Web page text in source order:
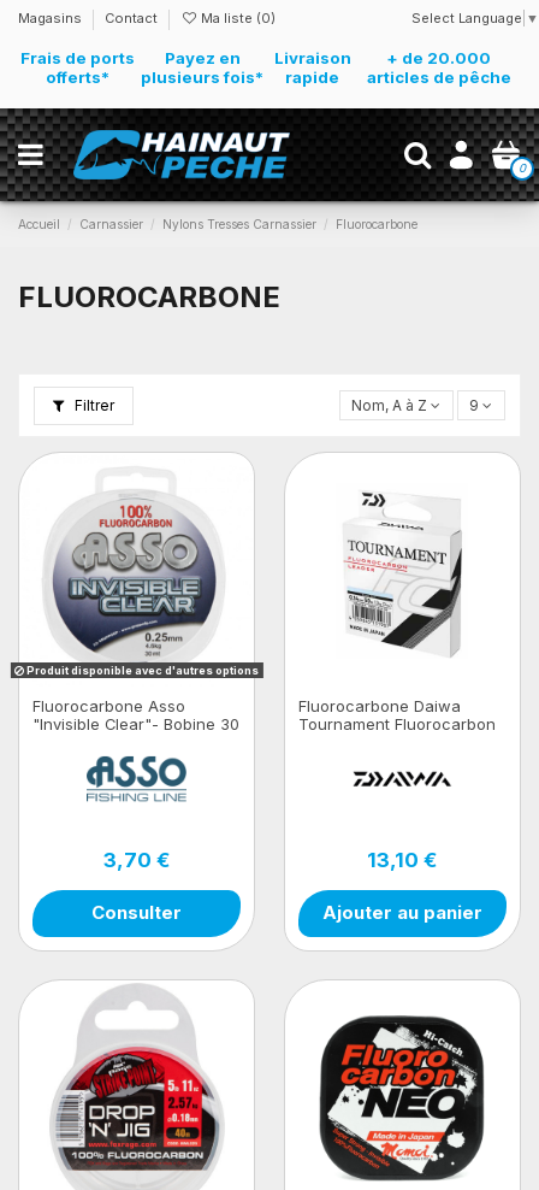
Magasins Contact Ma liste (0) Select Language ▼
Frais de ports
offerts*
Payez en
plusieurs fois*
Livraison
rapide
+ de 20.000
articles de pêche
0
Accueil Carnassier Nylons Tresses Carnassier Fluorocarbone
FLUOROCARBONE
Filtrer Nom, A à Z 9
Produit disponible avec d'autres options
Fluorocarbone Asso
"Invisible Clear"- Bobine 30
3,70 €
Consulter
Fluorocarbone Daiwa
Tournament Fluorocarbon
13,10 €
Ajouter au panier